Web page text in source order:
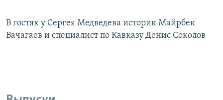
В гостях у Сергея Медведева историк Майрбек
Вачагаев и специалист по Кавказу Денис Соколов